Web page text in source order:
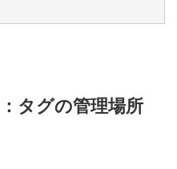
タグの管理場所